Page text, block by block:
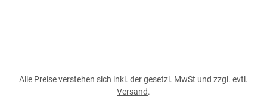
Alle Preise verstehen sich inkl. der gesetzl. MwSt und zzgl. evtl.
Versand.